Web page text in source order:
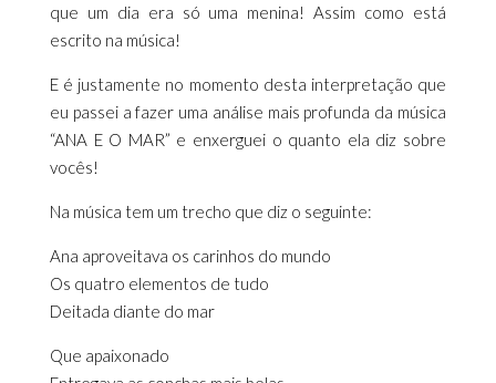
que um dia era só uma menina! Assim como está
escrito na música!
E é justamente no momento desta interpretação que
eu passei a fazer uma análise mais profunda da música
“ANA E O MAR” e enxerguei o quanto ela diz sobre
vocês!
Na música tem um trecho que diz o seguinte:
Ana aproveitava os carinhos do mundo
Os quatro elementos de tudo
Deitada diante do mar
Que apaixonado